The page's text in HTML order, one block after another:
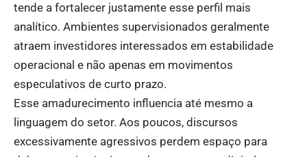
tende a fortalecer justamente esse perfil mais
analítico. Ambientes supervisionados geralmente
atraem investidores interessados em estabilidade
operacional e não apenas em movimentos
especulativos de curto prazo.
Esse amadurecimento influencia até mesmo a
linguagem do setor. Aos poucos, discursos
excessivamente agressivos perdem espaço para